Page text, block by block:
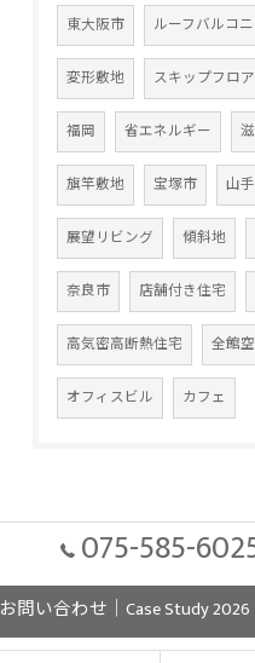
東大阪市 ルーフバルコ
変形敷地 スキップフロア
福岡 省エネルギー
旗竿敷地 宝塚市 山
展望リビング 傾斜地
奈良市 店舗付き住宅
高気密高断熱住宅 全館
オフィスビル カフェ
075-585-
お問い合わせ｜Case Study 2026